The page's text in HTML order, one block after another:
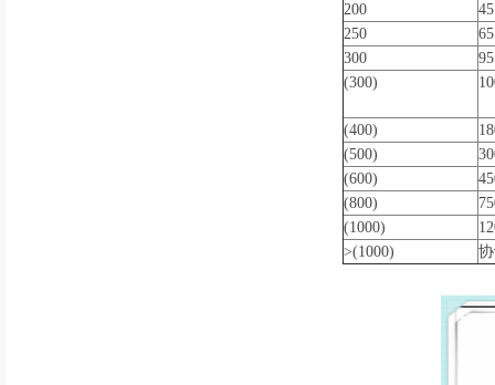
200
250
300
(300)
(400)
(500)
(600)
(800)
(1000)
>(1000)